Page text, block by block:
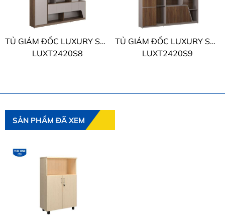
TỦ GIÁM ĐỐC LUXURY SUPREME THE ONE
LUXT2420S8
TỦ GIÁM ĐỐC LUXURY SUPREME THE ONE
LUXT2420S9
SẢN PHẨM ĐÃ XEM